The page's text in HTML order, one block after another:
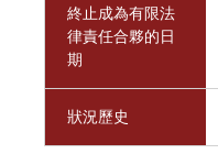
終止成為有限法
律責任合夥的日
期
狀況歷史